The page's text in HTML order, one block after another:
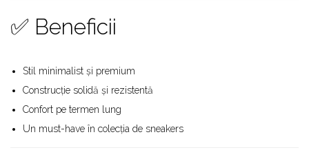
Lowmel
Platform Mini
Tazz
✅ Beneficii
Stil minimalist și premium
Construcție solidă și rezistentă
Confort pe termen lung
Un must-have în colecția de sneakers